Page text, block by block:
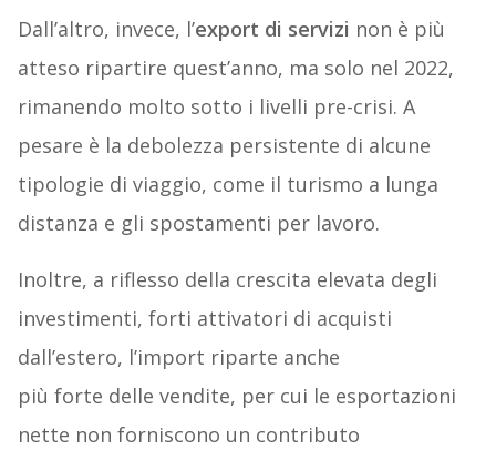
Dall’altro, invece, l’export di servizi non è più
atteso ripartire quest’anno, ma solo nel 2022,
rimanendo molto sotto i livelli pre-crisi. A
pesare è la debolezza persistente di alcune
tipologie di viaggio, come il turismo a lunga
distanza e gli spostamenti per lavoro.
Inoltre, a riflesso della crescita elevata degli
investimenti, forti attivatori di acquisti
dall’estero, l’import riparte anche
più forte delle vendite, per cui le esportazioni
nette non forniscono un contributo